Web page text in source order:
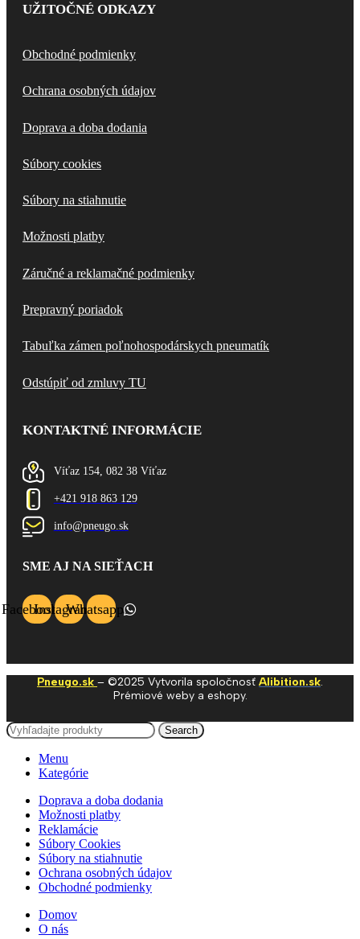
UŽITOČNÉ ODKAZY
Obchodné podmienky
Ochrana osobných údajov
Doprava a doba dodania
Súbory cookies
Súbory na stiahnutie
Možnosti platby
Záručné a reklamačné podmienky
Prepravný poriadok
Tabuľka zámen poľnohospodárskych pneumatík
Odstúpiť od zmluvy TU
KONTAKTNÉ INFORMÁCIE
Víťaz 154, 082 38 Víťaz
+421 918 863 129
info@pneugo.sk
SME AJ NA SIEŤACH
FacebookInstagramWhatsapp
Pneugo.sk – ©2025 Vytvorila spoločnosť Alibition.sk.
Prémiové weby a eshopy.
Search
Menu
Kategórie
Doprava a doba dodania
Možnosti platby
Reklamácie
Súbory Cookies
Súbory na stiahnutie
Ochrana osobných údajov
Obchodné podmienky
Domov
O nás